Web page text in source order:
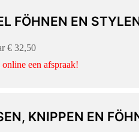
FÖHNEN EN
€ 32,50
online een afspraak!
KNIPPEN EN